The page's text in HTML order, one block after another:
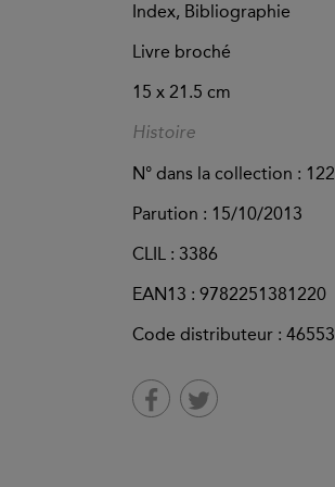
Index, Bibliographie
Livre broché
15 x 21.5 cm
Histoire
N° dans la collection : 122
Parution : 15/10/2013
CLIL : 3386
EAN13 : 9782251381220
Code distributeur : 46553